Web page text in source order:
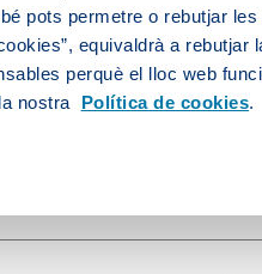
pots permetre o rebutjar
equivaldrà a
perquè el lloc web
nostra Política de cookies.
El teu contracte Baixa